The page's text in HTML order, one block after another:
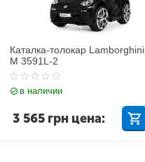
Каталка-толокар Lamborghini
M 3591L-2
в наличии
3 565 грн цена: